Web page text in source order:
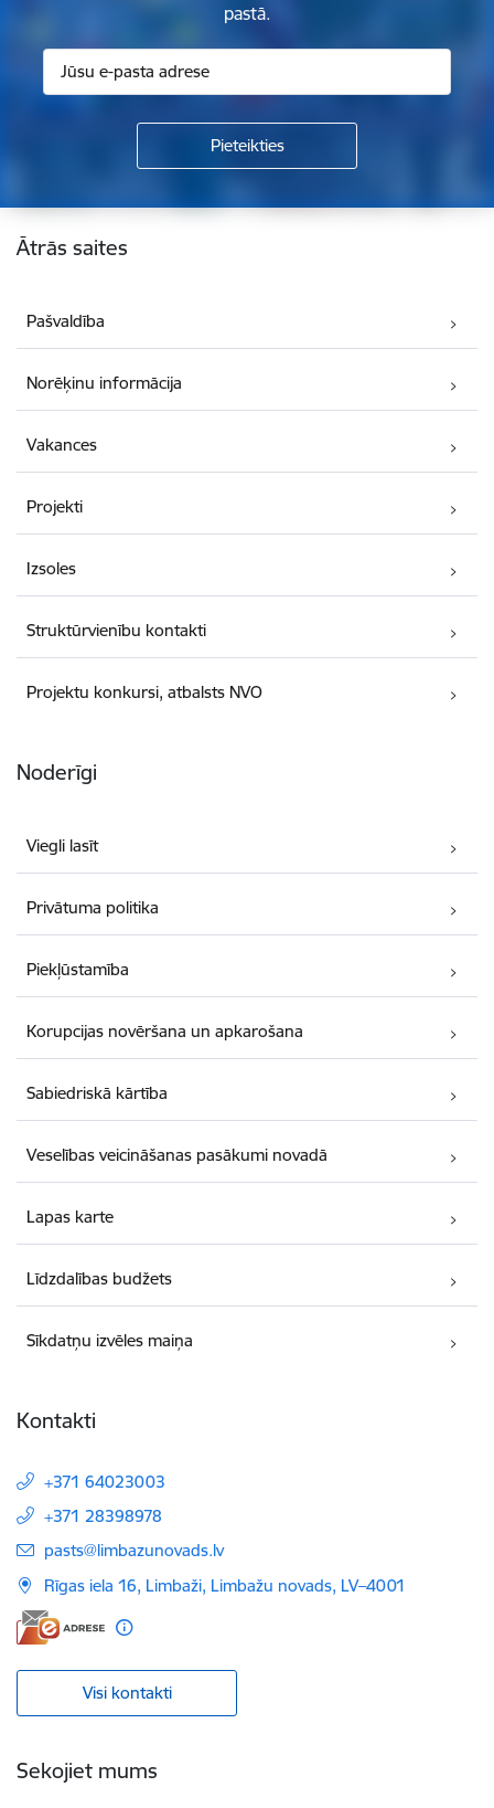
pastā.
Kājene
Ātrās saites
Pašvaldība
Norēķinu informācija
Vakances
Projekti
Izsoles
Struktūrvienību kontakti
Projektu konkursi, atbalsts NVO
Noderīgi
Viegli lasīt
Privātuma politika
Piekļūstamība
Korupcijas novēršana un apkarošana
Sabiedriskā kārtība
Veselības veicināšanas pasākumi novadā
Lapas karte
Līdzdalības budžets
Sīkdatņu izvēles maiņa
Kontakti
+371 64023003
+371 28398978
E-pasts:
pasts@limbazunovads.lv
Rīgas iela 16, Limbaži, Limbažu novads, LV–4001
Visi kontakti
Sekojiet mums